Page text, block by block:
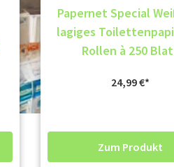
Papernet Special
lagiges
Rollen à 250
24,99€
Zum Produkt